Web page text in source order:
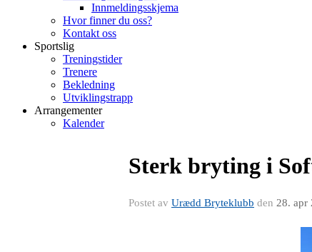
Innmeldingsskjema
Hvor finner du oss?
Kontakt oss
Sportslig
Treningstider
Trenere
Bekledning
Utviklingstrapp
Arrangementer
Kalender
Sterk bryting i
Postet av Urædd Bryteklubb den 28. apr